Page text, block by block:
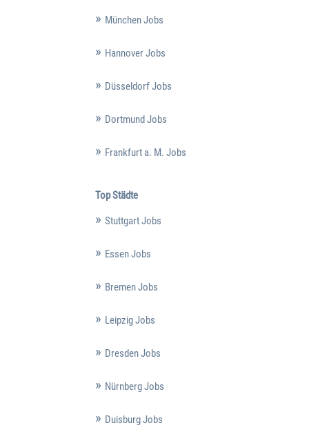
München Jobs
Hannover Jobs
Düsseldorf Jobs
Dortmund Jobs
Frankfurt a. M. Jobs
Top Städte
Stuttgart Jobs
Essen Jobs
Bremen Jobs
Leipzig Jobs
Dresden Jobs
Nürnberg Jobs
Duisburg Jobs